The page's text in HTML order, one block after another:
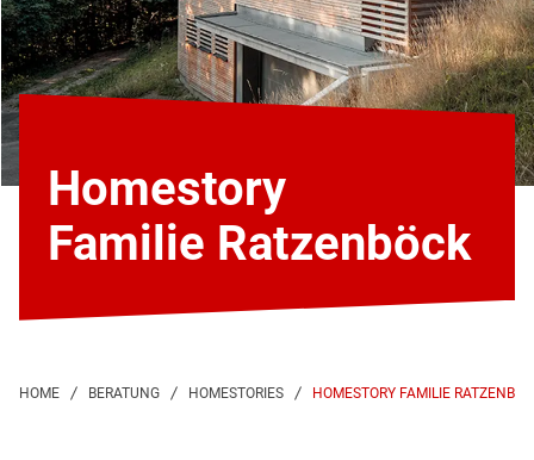
Homestory
Familie Ratzenböck
HOMESTORY FAMILIE